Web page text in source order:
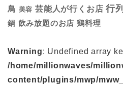
鳥 美容 芸能人が行くお店 行
鍋 飲み放題のお店 鶏料理
Warning: Undefined array
/home/millionwaves/
content/plugins/mwp/